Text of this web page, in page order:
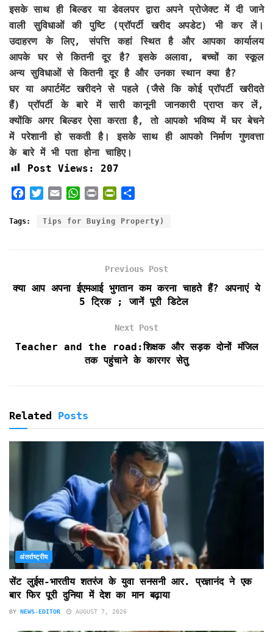
इसके साथ ही बिल्डर या डेवलपर द्वारा अपने प्रोजेक्ट में दी जाने
वाली सुविधाओं की पुष्टि (प्रॉपर्टी खरीद अपडेट) भी कर लें।
उदाहरण के लिए, संपत्ति कहां स्थित है और आपका कार्यालय
आपके घर से कितनी दूर है? इसके अलावा, बच्चों का स्कूल
अन्य सुविधाओं से कितनी दूर है और उनका स्थान क्या है?
घर या अपार्टमेंट खरीदने से पहले (जैसे कि कोई प्रॉपर्टी खरीदते
हैं) प्रॉपर्टी के बारे में सारी कानूनी जानकारी प्राप्त कर लें,
क्योंकि अगर बिल्डर ऐसा करता है, तो आपको भविष्य में घर बेचने
में परेशानी हो सकती है। इसके साथ ही आपको निर्माण गुणवत्ता
के बारे में भी पता होना चाहिए।
Post Views:
207
c
k
i
a
p
i
i
r
i
e
d
y
a
Tags: Tips for Buying Property)
Previous Post
क्या आप अपना ईएमआई भुगतान कम करना चाहते हैं? अपनाएं ये
5 ट्रिक ; जानें पूरी डिटेल
Next Post
Teacher and the road:शिक्षक और सड़क दोनों मंजिल
तक पहुंचाने के कारगर सेतु
Related Posts
अंतर्राष्ट्रीय
सेंट लुईस-भारतीय शतरंज के युवा सनसनी आर. प्रज्ञानंद ने एक
बार फिर पूरी दुनिया में देश का मान बढ़ाया
BY NEWS-EDITOR AUGUST 7, 2026